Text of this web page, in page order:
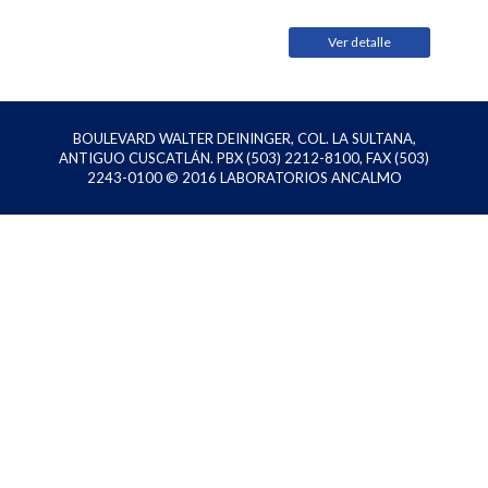
Ver detalle
BOULEVARD WALTER DEININGER, COL. LA SULTANA,
ANTIGUO CUSCATLÁN. PBX (503) 2212-8100, FAX (503)
2243-0100 © 2016 LABORATORIOS ANCALMO